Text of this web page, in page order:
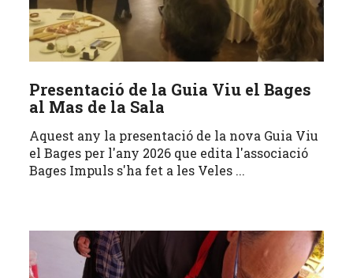
Presentació de la Guia Viu el Bages
al Mas de la Sala
Aquest any la presentació de la nova Guia Viu
el Bages per l'any 2026 que edita l'associació
Bages Impuls s'ha fet a les Veles ...